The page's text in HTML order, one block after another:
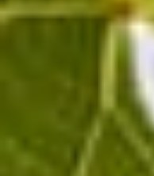
Extra-
Champagne